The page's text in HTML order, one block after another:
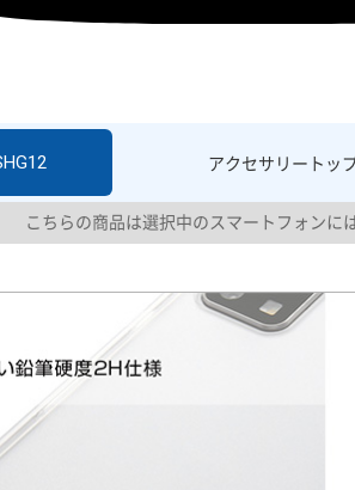
アクセサリー トッ
こちらの商品は選択中のスマートフォンに